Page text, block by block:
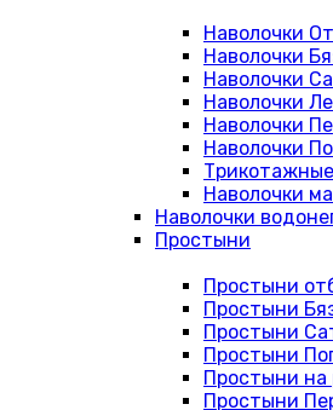
Наволочки
Наволочки
Наволочки
Наволочки
Наволочки
Наволочки
Наволочки
Наволочки
Простыни
Простыни
Простыни
Простыни
Простыни
Простыни на
Простыни